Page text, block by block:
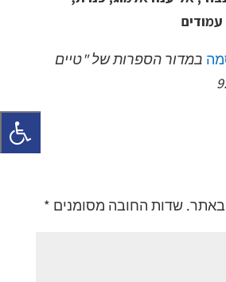
במדור הספרות של "טיים
באתר. שדות החובה מסומנים *